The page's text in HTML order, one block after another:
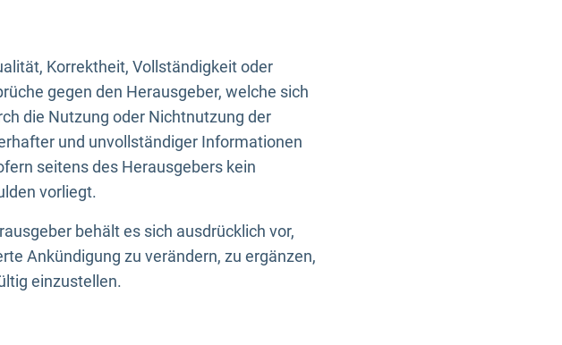
Korrektheit, Vollständigkeit oder
gegen den Herausgeber, welche sich
die Nutzung oder Nichtnutzung der
und unvollständiger Informationen
seitens des Herausgebers kein
vorliegt.
behält es sich ausdrücklich vor,
Ankündigung zu verändern, zu ergänzen,
einzustellen.